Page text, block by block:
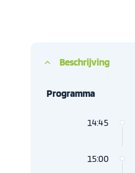
Beschrijving
Programma
14:45
15:00